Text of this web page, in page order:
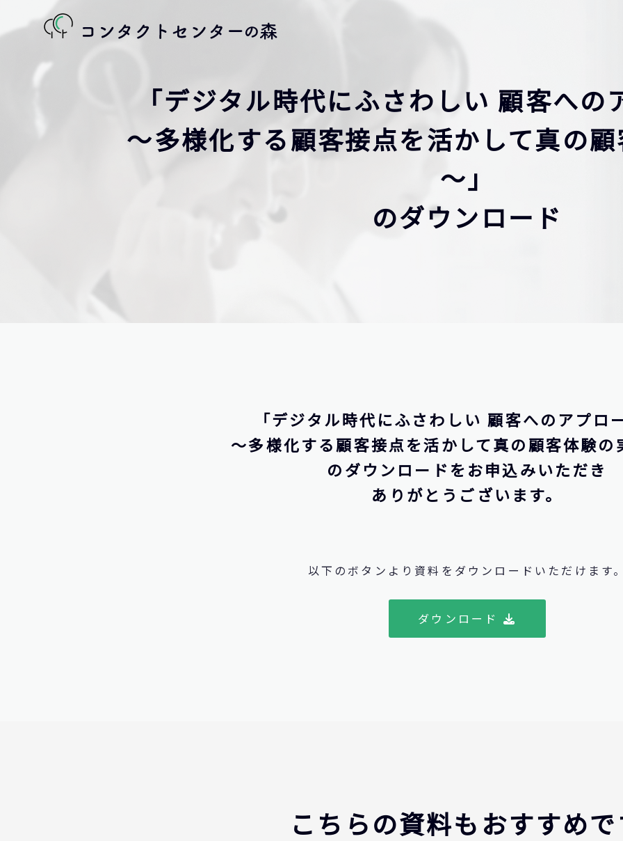
「デジタル時代にふさわしい 顧客へ
～多様化する顧客接点を活かして真の
～」
のダウンロード
「デジタル時代にふさわしい 顧客へのアプロ
～多様化する顧客接点を活かして真の顧客体験の
のダウンロードをお申込みいただき
ありがとうございます。
以下のボタンより資料をダウンロードいただけます
ダウンロード
こちらの資料もおすすめ